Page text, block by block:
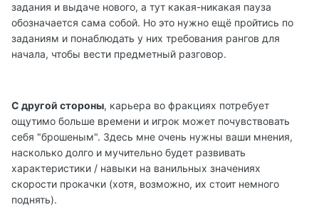
задания и выдаче нового, а тут какая-никакая пауза
обозначается сама собой. Но это нужно ещё пройтись по
заданиям и понаблюдать у них требования рангов для
начала, чтобы вести предметный разговор.
С другой стороны, карьера во фракциях потребует
ощутимо больше времени и игрок может почувствовать
себя "брошеным". Здесь мне очень нужны ваши мнения,
насколько долго и мучительно будет развивать
характеристики / навыки на ванильных значениях
скорости прокачки (хотя, возможно, их стоит немного
поднять).